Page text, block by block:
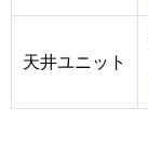
天井ユニット